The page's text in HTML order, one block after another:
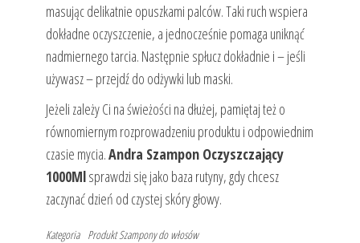
masując delikatnie opuszkami palców. Taki ruch wspiera
dokładne oczyszczenie, a jednocześnie pomaga uniknąć
nadmiernego tarcia. Następnie spłucz dokładnie i – jeśli
używasz – przejdź do odżywki lub maski.
Jeżeli zależy Ci na świeżości na dłużej, pamiętaj też o
równomiernym rozprowadzeniu produktu i odpowiednim
czasie mycia.Andra Szampon Oczyszczający
1000Mlsprawdzi się jako baza rutyny, gdy chcesz
zaczynać dzień od czystej skóry głowy.
Kategoria Produkt Szampony do włosów